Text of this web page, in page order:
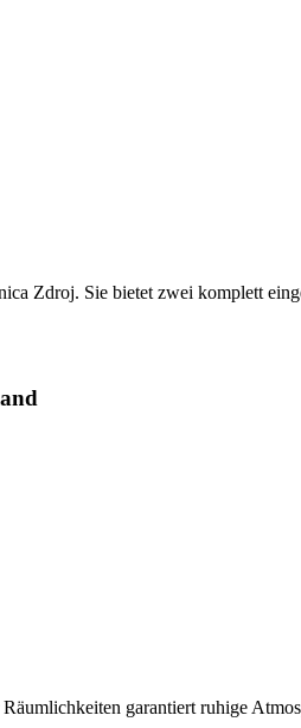
Zdroj. Sie bietet zwei komplett
garantiert ruhige